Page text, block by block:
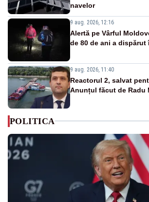
navelor
9 aug. 2026, 12:16
Alertă pe Vârful
de 80 de ani a
9 aug. 2026, 11:40
Reactorul 2, salvat
Anunțul făcut de Radu
POLITICA